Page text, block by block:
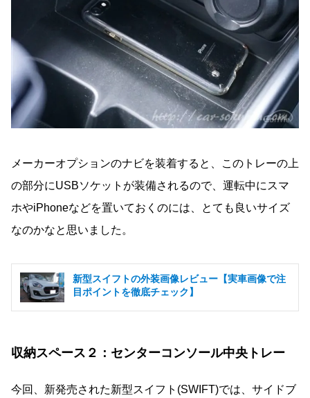
メーカーオプションのナビを装着すると、このトレーの上
の部分にUSBソケットが装備されるので、運転中にスマ
ホやiPhoneなどを置いておくのには、とても良いサイズ
なのかなと思いました。
新型スイフトの外装画像レビュー【実車画像で注
目ポイントを徹底チェック】
収納スペース２：センターコンソール中央トレー
今回、新発売された新型スイフト(SWIFT)では、サイドブ